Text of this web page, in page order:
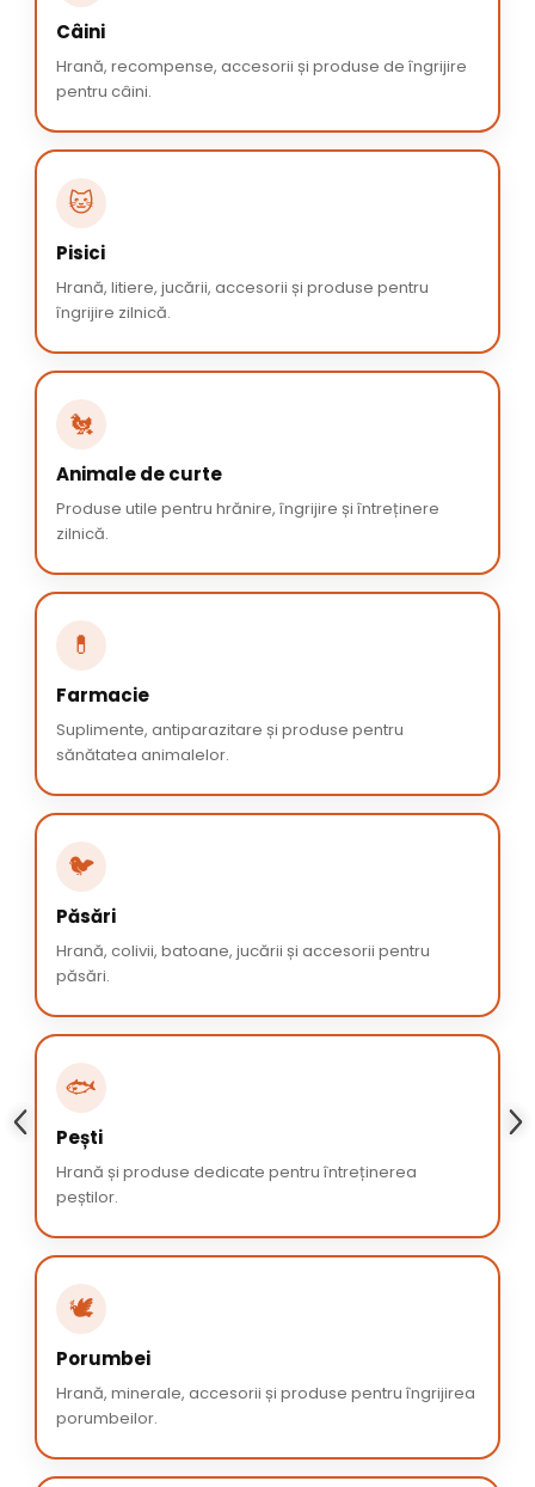
Câini
Hrană, recompense, accesorii și produse de îngrijire
pentru câini.
🐱
Pisici
Hrană, litiere, jucării, accesorii și produse pentru
îngrijire zilnică.
🐔
Animale de curte
Produse utile pentru hrănire, îngrijire și întreținere
zilnică.
💊
Farmacie
Suplimente, antiparazitare și produse pentru
sănătatea animalelor.
🐦
Păsări
Hrană, colivii, batoane, jucării și accesorii pentru
păsări.
🐟
Pești
Hrană și produse dedicate pentru întreținerea
peștilor.
🕊️
Porumbei
Hrană, minerale, accesorii și produse pentru îngrijirea
porumbeilor.